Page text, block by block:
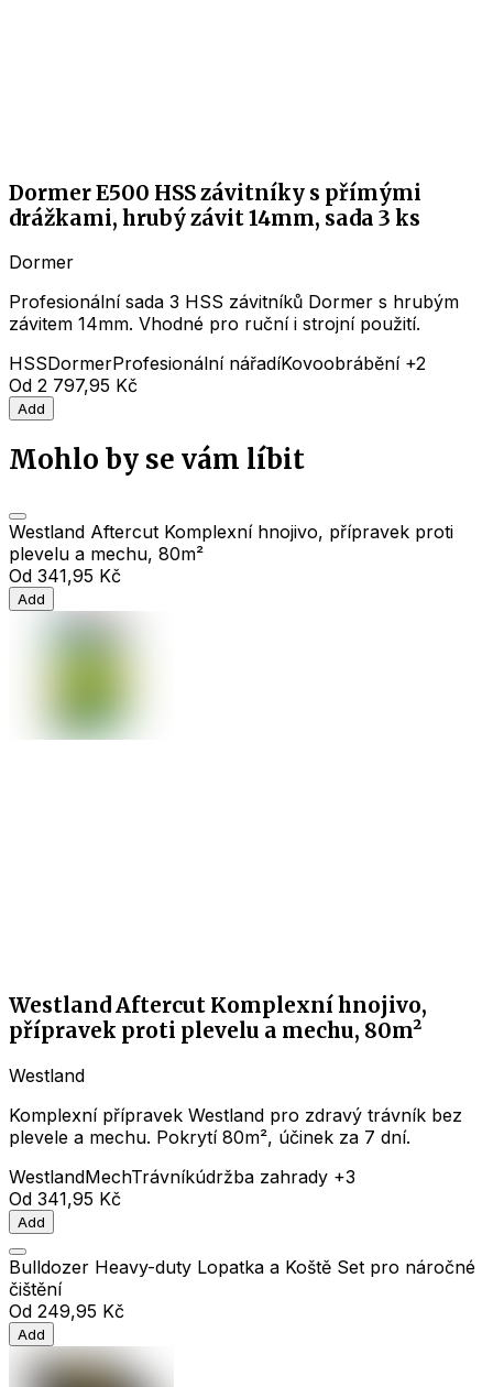
Dormer E500 HSS závitníky s přímými
drážkami, hrubý závit 14mm, sada 3 ks
Dormer
Profesionální sada 3 HSS závitníků Dormer s hrubým
závitem 14mm. Vhodné pro ruční i strojní použití.
HSSDormerProfesionální nářadíKovoobrábění+2
Od 2 797,95 Kč
Add
Mohlo by se vám líbit
Westland Aftercut Komplexní hnojivo, přípravek proti
plevelu a mechu, 80m²
Od 341,95 Kč
Add
Westland Aftercut Komplexní hnojivo,
přípravek proti plevelu a mechu, 80m²
Westland
Komplexní přípravek Westland pro zdravý trávník bez
plevele a mechu. Pokrytí 80m², účinek za 7 dní.
WestlandMechTrávníkúdržba zahrady +3
Od 341,95 Kč
Add
Bulldozer Heavy-duty Lopatka a Koště Set pro náročné
čištění
Od 249,95 Kč
Add